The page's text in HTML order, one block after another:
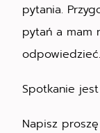
pytania.
pytań a mam
odpowiedzieć.
Spotkanie
Napisz